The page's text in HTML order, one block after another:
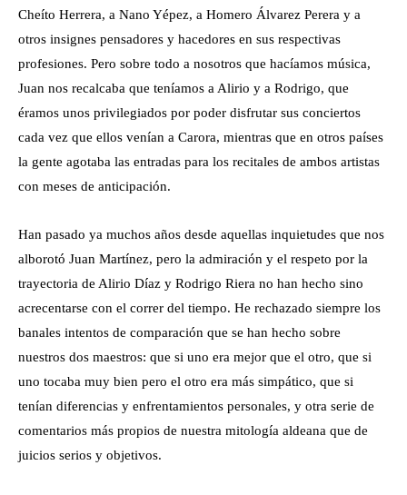
Cheíto Herrera, a Nano Yépez, a Homero Álvarez Perera y a
otros insignes pensadores y hacedores en sus respectivas
profesiones. Pero sobre todo a nosotros que hacíamos música,
Juan nos recalcaba que teníamos a Alirio y a Rodrigo, que
éramos unos privilegiados por poder disfrutar sus conciertos
cada vez que ellos venían a Carora, mientras que en otros países
la gente agotaba las entradas para los recitales de ambos artistas
con meses de anticipación.
Han pasado ya muchos años desde aquellas inquietudes que nos
alborotó Juan Martínez, pero la admiración y el respeto por la
trayectoria de Alirio Díaz y Rodrigo Riera no han hecho sino
acrecentarse con el correr del tiempo. He rechazado siempre los
banales intentos de comparación que se han hecho sobre
nuestros dos maestros: que si uno era mejor que el otro, que si
uno tocaba muy bien pero el otro era más simpático, que si
tenían diferencias y enfrentamientos personales, y otra serie de
comentarios más propios de nuestra mitología aldeana que de
juicios serios y objetivos.